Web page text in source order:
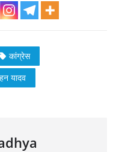
कांग्रेस
यादव